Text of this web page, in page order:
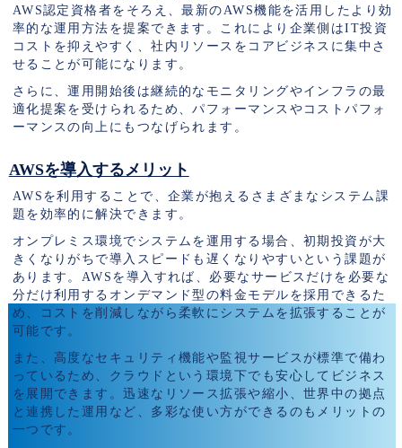
AWS認定資格者をそろえ、最新のAWS機能を活用したより効
率的な運用方法を提案できます。これにより企業側はIT投資
コストを抑えやすく、社内リソースをコアビジネスに集中さ
せることが可能になります。
さらに、運用開始後は継続的なモニタリングやインフラの最
適化提案を受けられるため、パフォーマンスやコストパフォ
ーマンスの向上にもつなげられます。
AWSを導入するメリット
AWSを利用することで、企業が抱えるさまざまなシステム課
題を効率的に解決できます。
オンプレミス環境でシステムを運用する場合、初期投資が大
きくなりがちで導入スピードも遅くなりやすいという課題が
あります。AWSを導入すれば、必要なサービスだけを必要な
分だけ利用するオンデマンド型の料金モデルを採用できるた
め、コストを削減しながら柔軟にシステムを拡張することが
可能です。
また、高度なセキュリティ機能や監視サービスが標準で備わ
っているため、クラウドという環境下でも安心してビジネス
を展開できます。迅速なリソース拡張や縮小、世界中の拠点
と連携した運用など、多彩な使い方ができるのもメリットの
一つです。